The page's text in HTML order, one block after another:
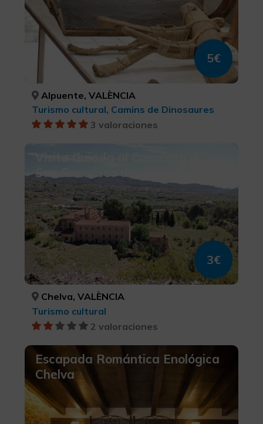
5€
Alpuente, VALÈNCIA
Turismo cultural, Camins de Dinosaures
3 valoraciones
San Francisco de Chelva
3€
Chelva, VALÈNCIA
Turismo cultural
2 valoraciones
Escapada Romántica Enológica
Chelva